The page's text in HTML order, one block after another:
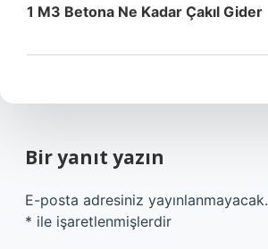
1 M3 Betona Ne Kadar Çakıl Gider
Bir yanıt yazın
E-posta adresiniz yayınlanmayacak.
* ile işaretlenmişlerdir